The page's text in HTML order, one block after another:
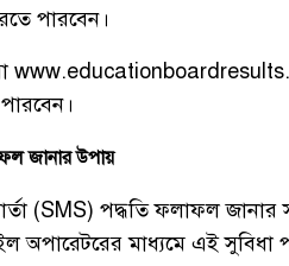
পারবেন।
জানার উপায়
(SMS) পদ্ধতি ফলাফল জানার
অপারেটরের মাধ্যমে এই সুবিধা